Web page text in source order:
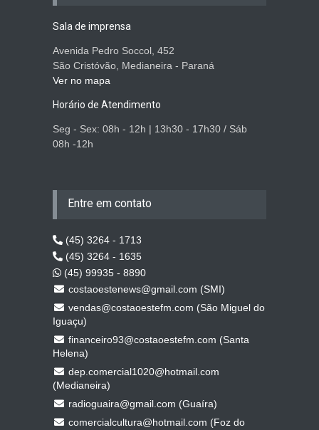
Sala de imprensa
Avenida Pedro Soccol, 452
São Cristóvão, Medianeira - Paraná
Ver no mapa
Horário de Atendimento
Seg - Sex: 08h - 12h | 13h30 - 17h30 / Sáb
08h -12h
Entre em contato
(45) 3264 - 1713
(45) 3264 - 1635
(45) 99935 - 8890
costaoestenews@gmail.com (SMI)
vendas@costaoestefm.com (São Miguel do
Iguaçu)
financeiro93@costaoestefm.com (Santa
Helena)
dep.comercial1020@hotmail.com
(Medianeira)
radioguaira@gmail.com (Guaíra)
comercialcultura@hotmail.com (Foz do